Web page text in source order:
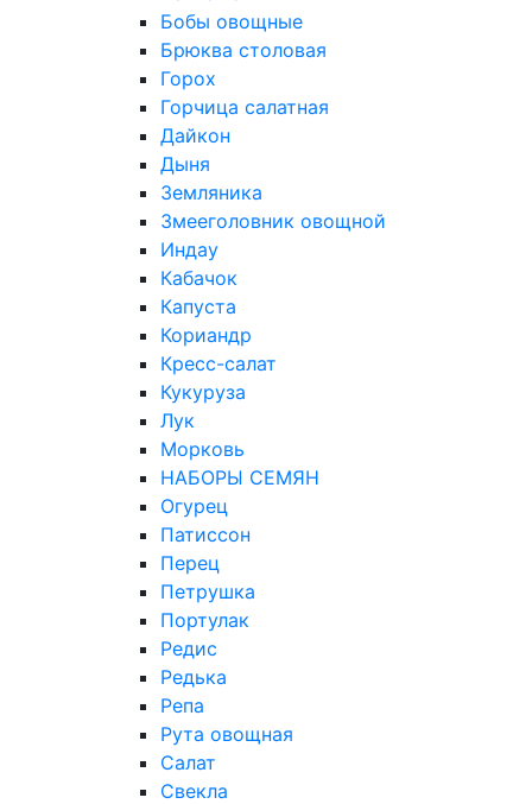
Бобы овощные
Брюква столовая
Горох
Горчица салатная
Дайкон
Дыня
Земляника
Змееголовник овощной
Индау
Кабачок
Капуста
Кориандр
Кресс-салат
Кукуруза
Лук
Морковь
НАБОРЫ СЕМЯН
Огурец
Патиссон
Перец
Петрушка
Портулак
Редис
Редька
Репа
Рута овощная
Салат
Свекла